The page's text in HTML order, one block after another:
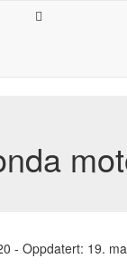
- Oppdatert: 19.